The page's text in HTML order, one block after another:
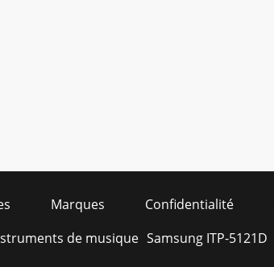
Marques Confidentialité
de musique Samsung ITP-5121D